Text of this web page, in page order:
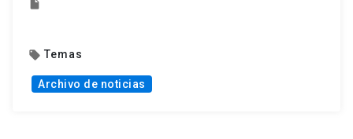
insert_drive_file
local_offer Temas
Archivo de noticias